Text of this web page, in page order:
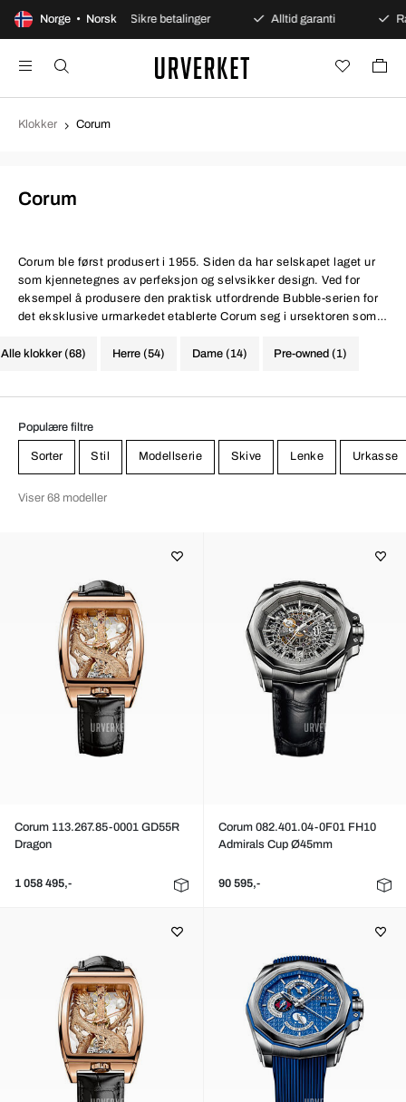
Norge • Norsk
kjøp Sikre betalinger Alltid garanti Rask og
Klokker Corum
Corum
Corum ble først produsert i 1955. Siden da har selskapet laget ur
som kjennetegnes av perfeksjon og selvsikker design. Ved for
eksempel å produsere den praktisk utfordrende Bubble-serien for
det eksklusive urmarkedet etablerte Corum seg i ursektoren som
avantgarde-inspirerte Romvlvs-serien viser at de skaper og tenker
det det er kjent for.
Alle klokker (68) Herre (54) Dame (14) Pre-owned (1)
Populære filtre
Sorter Stil Modellserie Skive Lenke Urkasse
Viser 68 modeller
Corum 113.267.85-0001 GD55R
Dragon
1 058 495,-
Corum 082.401.04-0F01 FH10
Admirals Cup Ø45mm
90 595,-